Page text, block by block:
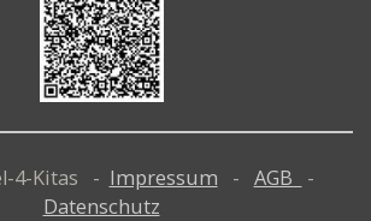
4-Kitas - Impressum - AGB
-
Datenschutz